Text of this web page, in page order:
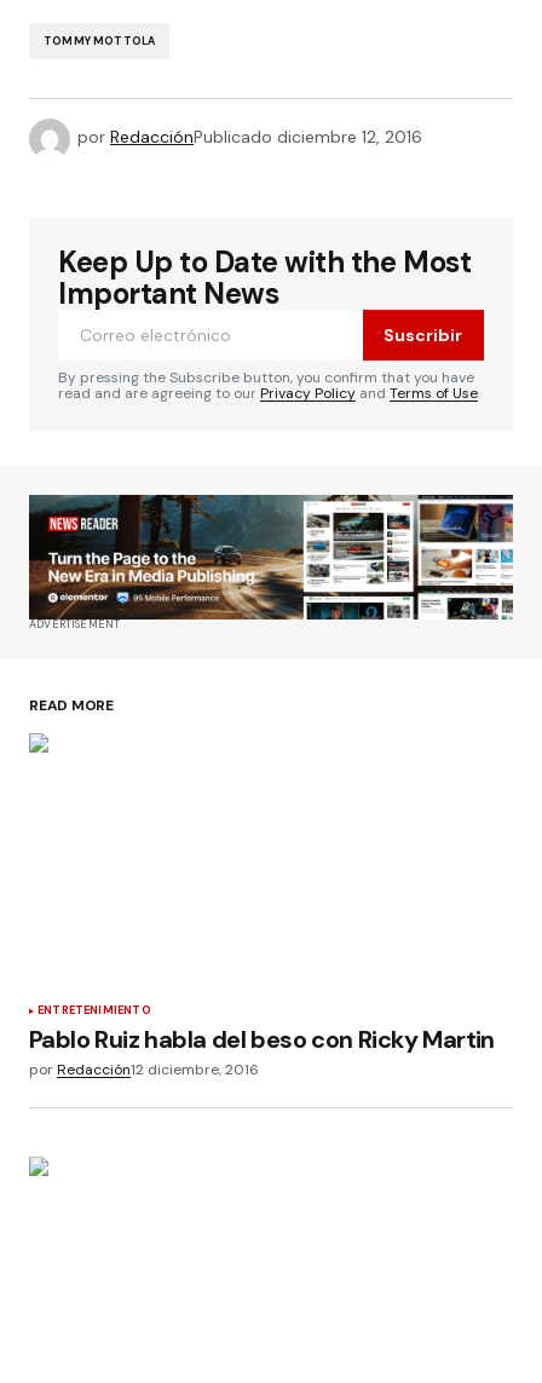
TOMMY MOTTOLA
por RedacciónPublicado diciembre 12, 2016
Keep Up to Date with the Most
Important News
Suscribir
By pressing the Subscribe button, you confirm that you have
read and are agreeing to ourPrivacy Policy and Terms of Use
ADVERTISEMENT
READ MORE
ENTRETENIMIENTO
Pablo Ruiz habla del beso con Ricky Martin
porRedacción12 diciembre, 2016